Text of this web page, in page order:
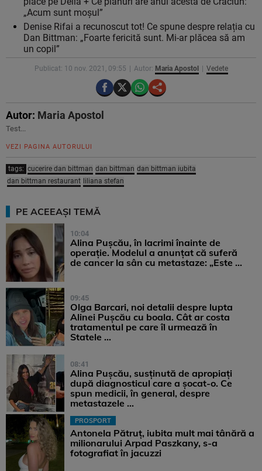
„Acum sunt moșul”
Denise Rifai a recunoscut tot! Ce spune despre relația cu
Dan Bittman: „Foarte fericită sunt. Mi-ar plăcea să am
un copil”
Publicat: 10 nov. 2021, 09:55 Autor: Maria Apostol Vedete
Autor: Maria Apostol
Test...
VEZI PAGINA AUTORULUI
tags: cucerire dan bittman dan bittman dan bittman iubita
dan bittman restaurant liliana stefan
PE ACEEAȘI TEMĂ
10:04
Alina Pușcău, în lacrimi înainte de
operație. Modelul a anunțat că suferă
de cancer la sân cu metastaze: „Este ...
09:45
Olga Barcari, noi detalii despre lupta
Alinei Pușcău cu boala. Cât ar costa
tratamentul pe care îl urmează în
Statele ...
08:41
Alina Pușcău, susținută de apropiați
după diagnosticul care a șocat-o. Ce
spun medicii, în general, despre
metastazele ...
PROSPORT
Antonela Pătruț, iubita mult mai tânără a
milionarului Arpad Paszkany, s-a
fotografiat în jacuzzi